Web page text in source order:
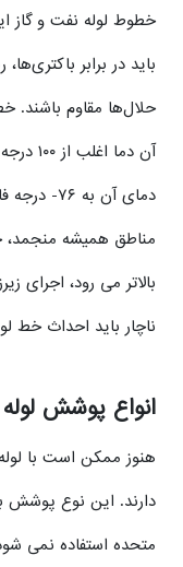
خطوط لوله نفت و
باید در برابر
حلال‌ها مقاوم باشند.
آن
دمای آن
بالاتر می رود، اجرای
ناچار باید احداث خط
انواع پوشش
هنوز ممکن است با
دارند. این نوع پوشش
متحده استفاده نمی